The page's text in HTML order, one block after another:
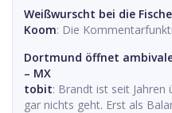
Weißwurscht bei die
Koom: Die
Dortmund öffnet
– MX
tobit: Brandt ist seit Jahren
gar nichts geht. Erst als